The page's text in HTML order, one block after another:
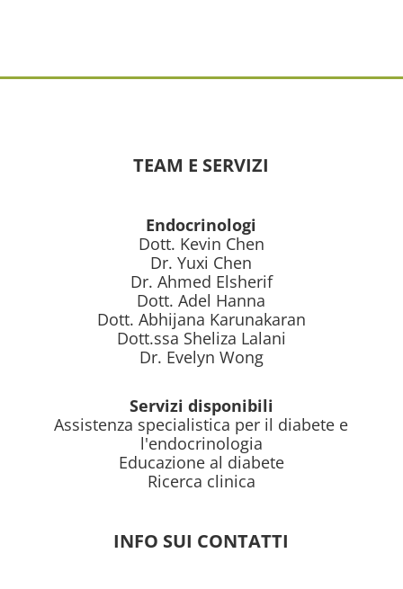
TEAM E SERVIZI
Endocrinologi
Dott. Kevin Chen
Dr. Yuxi Chen
Dr. Ahmed Elsherif
Dott. Adel Hanna
Dott. Abhijana Karunakaran
Dott.ssa Sheliza Lalani
Dr. Evelyn Wong
Servizi disponibili
Assistenza specialistica per il diabete e
l'endocrinologia
Educazione al diabete
Ricerca clinica
INFO SUI CONTATTI